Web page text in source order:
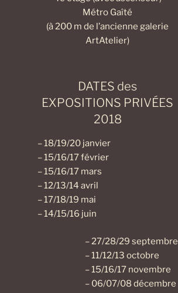
Métro Gaîté
(à 200 m de l’ancienne galerie
ArtAtelier)
DATES des
EXPOSITIONS PRIVÉES
2018
– 18/19/20 janvier
– 15/16/17 février
– 15/16/17 mars
– 12/13/14 avril
– 17/18/19 mai
– 14/15/16 juin
– 27/28/29 septembre
– 11/12/13 octobre
– 15/16/17 novembre
– 06/07/08 décembre